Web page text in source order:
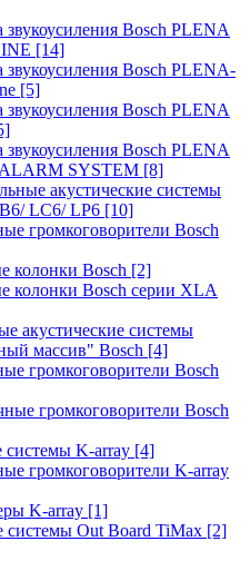
звукоусиления Bosch PLENA
[14]
звукоусиления Bosch PLENA-
[5]
звукоусиления Bosch PLENA
звукоусиления Bosch PLENA
SYSTEM [8]
акустические системы
LC6/ LP6 [10]
громкоговорители Bosch
колонки Bosch [2]
колонки Bosch серии XLA
акустические системы
массив" Bosch [4]
громкоговорители Bosch
громкоговорители Bosch
системы K-array [4]
громкоговорители K-array
K-array [1]
Out Board TiMax [2]